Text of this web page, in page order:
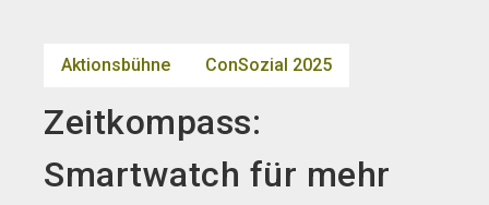
Aktionsbühne ConSozial 2025
Zeitkompass:
Smartwatch für mehr